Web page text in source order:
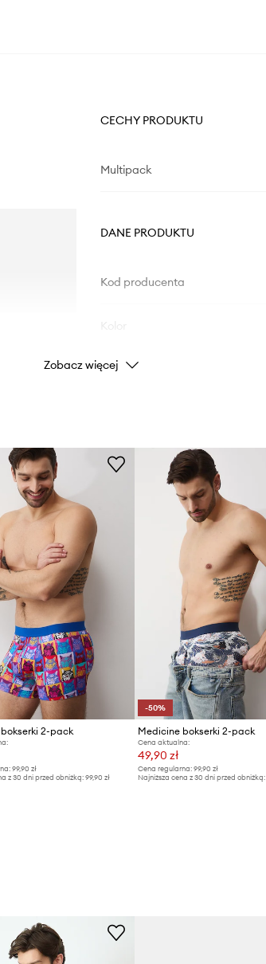
CECHY PRODUKTU
Multipack
DANE PRODUKTU
Kod producenta
Marka
ID Produktu
Zobacz więcej
2-pack
99,90 zł
z 30 dni przed obniżką: 99,90 zł
-50%
Medicine bokserki 2-pack
Cena aktualna:
49,90 zł
Cena regularna: 99,90 zł
Najniższa cena z 30 dni przed obniżką: